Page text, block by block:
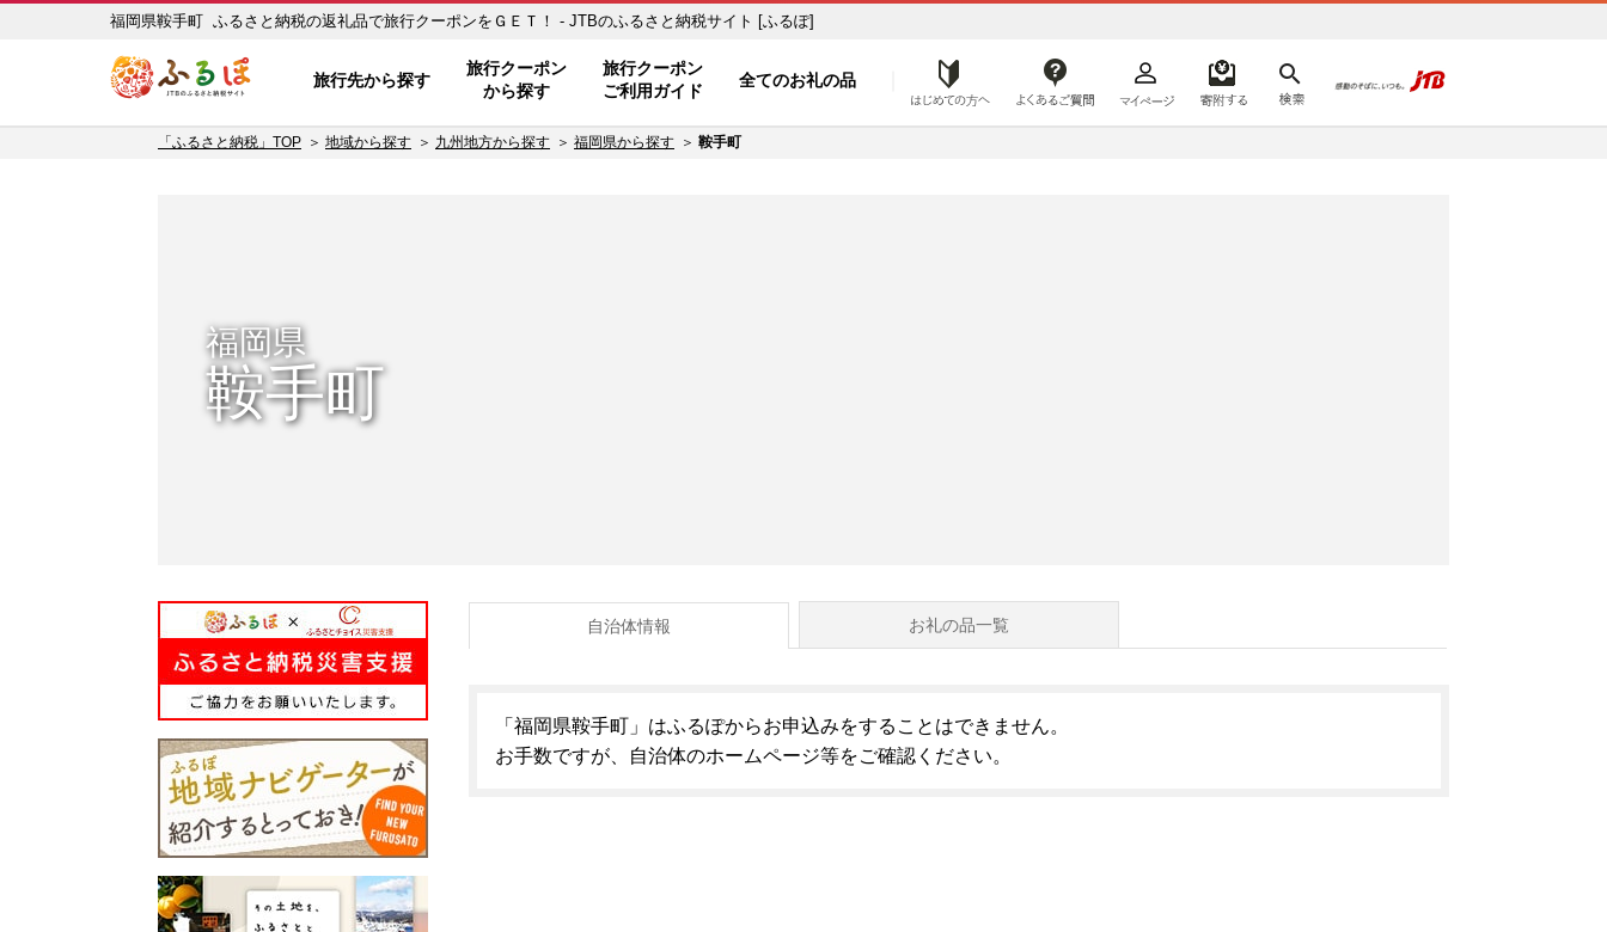
福岡県鞍手町 ふるさと納税の返礼品で旅行クーポンをＧＥＴ！ - JTBのふるさと納税サイト [ふるぽ]
旅行先から探す
旅行クーポン
から探す
旅行クーポン
ご利用ガイド
全てのお礼の品 はじめての方へ
「ふるさと納税」TOP 地域から探す 九州地方から探す 福岡県から探す 鞍手町
福岡県
鞍手町
自治体情報 お礼の品一覧
「福岡県鞍手町」はふるぽからお申込みをすることはできません。
お手数ですが、自治体のホームページ等をご確認ください。